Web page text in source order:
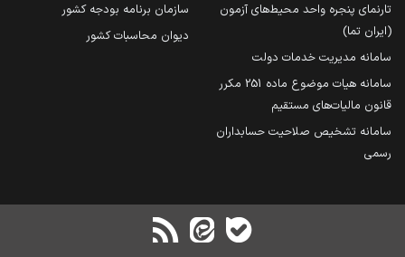
تارنمای پنجره واحد محیط‌های آزمون
(ایران تما)
سامانه مدیریت خدمات دولت
سامانه هیات موضوع ماده 251 مکرر
قانون مالیات‌های مستقیم
سامانه تشخیص صلاحیت حسابداران
رسمی
سازمان برنامه بودجه کشور
دیوان محاسبات کشور